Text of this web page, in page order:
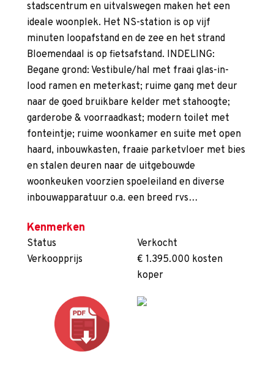
stadscentrum en uitvalswegen maken het een
ideale woonplek. Het NS-station is op vijf
minuten loopafstand en de zee en het strand
Bloemendaal is op fietsafstand. INDELING:
Begane grond: Vestibule/hal met fraai glas-in-
lood ramen en meterkast; ruime gang met deur
naar de goed bruikbare kelder met stahoogte;
garderobe & voorraadkast; modern toilet met
fonteintje; ruime woonkamer en suite met open
haard, inbouwkasten, fraaie parketvloer met bies
en stalen deuren naar de uitgebouwde
woonkeuken voorzien spoeleiland en diverse
inbouwapparatuur o.a. een breed rvs…
Kenmerken
Status
Verkocht
Verkoopprijs
€ 1.395.000 kosten
koper